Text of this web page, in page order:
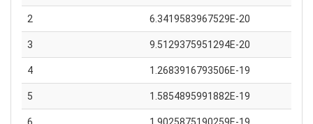
2 6.3419583967529E-20
3 9.5129375951294E-20
4 1.2683916793506E-19
5 1.5854895991882E-19